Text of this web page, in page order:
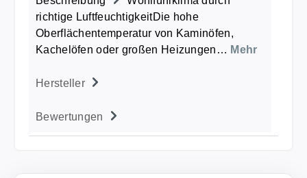
richtige LuftfeuchtigkeitDie hohe
Oberflächentemperatur von Kaminöfen,
Kachelöfen oder großen Heizungen… Mehr
Hersteller
Bewertungen